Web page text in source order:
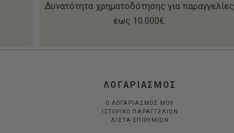
Δυνατότητα χρηματοδότησης για παραγγελίες
έως 10.000€.
ΛΟΓΑΡΙΑΣΜΟΣ
Ο ΛΟΓΑΡΙΑΣΜΟΣ ΜΟΥ
ΙΣΤΟΡΙΚΟ ΠΑΡΑΓΓΕΛΙΩΝ
ΛΙΣΤΑ ΕΠΙΘΥΜΙΩΝ